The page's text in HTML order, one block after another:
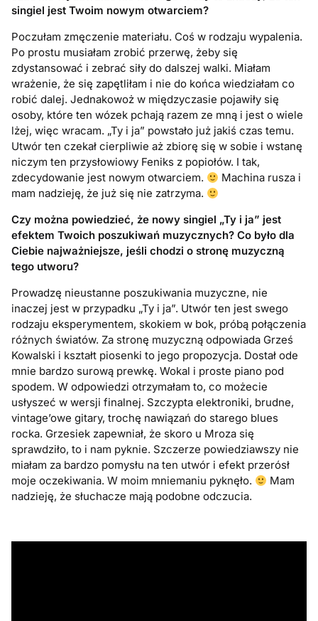
singiel jest Twoim nowym otwarciem?
Poczułam zmęczenie materiału. Coś w rodzaju wypalenia.
Po prostu musiałam zrobić przerwę, żeby się
zdystansować i zebrać siły do dalszej walki. Miałam
wrażenie, że się zapętliłam i nie do końca wiedziałam co
robić dalej. Jednakowoż w międzyczasie pojawiły się
osoby, które ten wózek pchają razem ze mną i jest o wiele
lżej, więc wracam. „Ty i ja” powstało już jakiś czas temu.
Utwór ten czekał cierpliwie aż zbiorę się w sobie i wstanę
niczym ten przysłowiowy Feniks z popiołów. I tak,
zdecydowanie jest nowym otwarciem.
Machina rusza i
mam nadzieję, że już się nie zatrzyma.
Czy można powiedzieć, że nowy singiel „Ty i ja” jest
efektem Twoich poszukiwań muzycznych? Co było dla
Ciebie najważniejsze, jeśli chodzi o stronę muzyczną
tego utworu?
Prowadzę nieustanne poszukiwania muzyczne, nie
inaczej jest w przypadku „Ty i ja”. Utwór ten jest swego
rodzaju eksperymentem, skokiem w bok, próbą połączenia
różnych światów. Za stronę muzyczną odpowiada Grześ
Kowalski i kształt piosenki to jego propozycja. Dostał ode
mnie bardzo surową prewkę. Wokal i proste piano pod
spodem. W odpowiedzi otrzymałam to, co możecie
usłyszeć w wersji finalnej. Szczypta elektroniki, brudne,
vintage’owe gitary, trochę nawiązań do starego blues
rocka. Grzesiek zapewniał, że skoro u Mroza się
sprawdziło, to i nam pyknie. Szczerze powiedziawszy nie
miałam za bardzo pomysłu na ten utwór i efekt przerósł
moje oczekiwania. W moim mniemaniu pyknęło.
Mam
nadzieję, że słuchacze mają podobne odczucia.